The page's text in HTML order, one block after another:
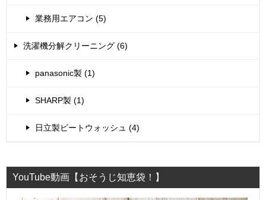
業務用エアコン (5)
洗濯機分解クリーニング (6)
panasonic製 (1)
SHARP製 (1)
日立製ビートウォッシュ (4)
YouTube動画【おそうじ知恵袋！】